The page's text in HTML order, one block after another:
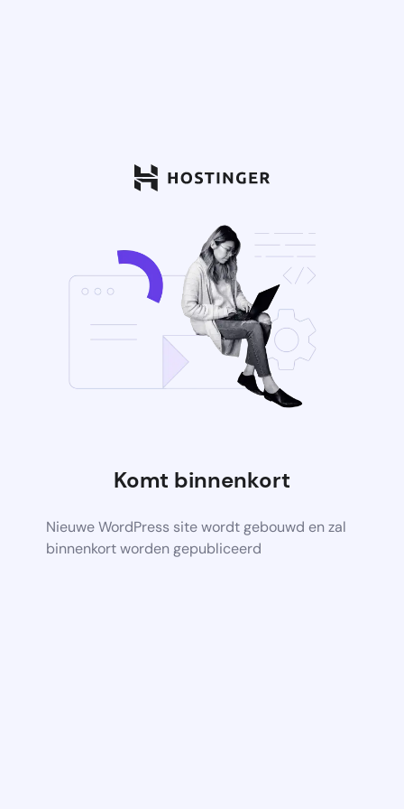
Komt binnenkort
Nieuwe WordPress site wordt gebouwd en zal
binnenkort worden gepubliceerd